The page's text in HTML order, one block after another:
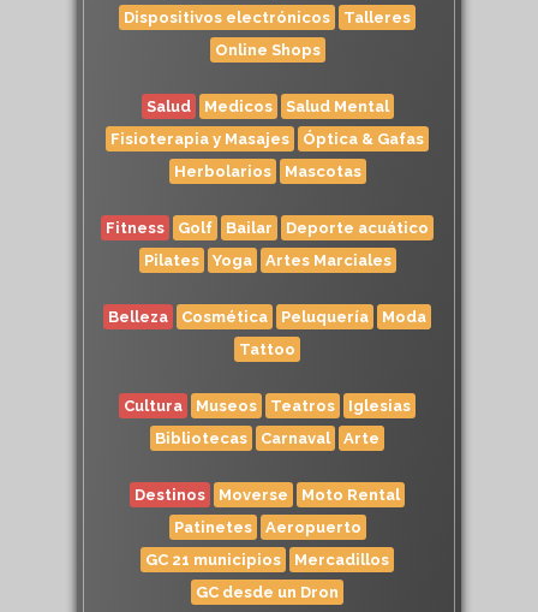
Dispositivos electrónicos
Talleres
Online Shops
Salud Medicos
Salud Mental
Fisioterapia y Masajes
Óptica & Gafas
Herbolarios
Mascotas
Fitness Golf Bailar
Deporte acuático
Pilates
Yoga Artes Marciales
Belleza Cosmética Peluquería
Moda
Tattoo
Cultura Museos Teatros
Iglesias
Bibliotecas
Carnaval Arte
Destinos Moverse
Moto Rental
Patinetes
Aeropuerto
GC 21 municipios
Mercadillos
GC desde un Dron